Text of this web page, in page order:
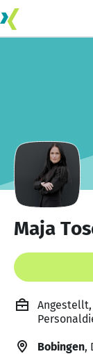
Maja
Angestellt,
Bobingen,